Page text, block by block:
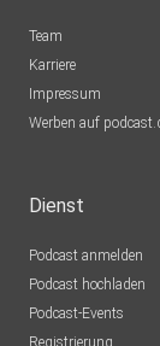
Team
Karriere
Impressum
Werben auf
Dienst
Podcast anmelden
Podcast hochladen
Podcast-Events
Registrierung